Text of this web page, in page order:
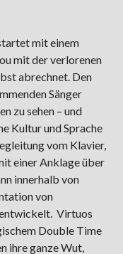
mit einem
mit der verlorenen
abrechnet. Den
Sänger
zu sehen – und
Kultur und Sprache
vom Klavier,
einer Anklage über
innerhalb von
von
entwickelt. Virtuos
Double Time
ihre ganze Wut,